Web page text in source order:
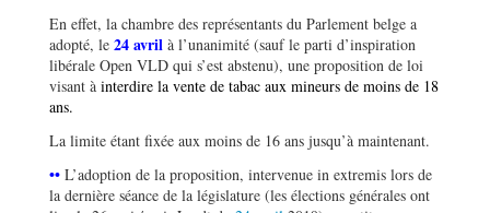
En effet, la chambre des représentants du Parlement belge a
adopté, le 24 avril à l’unanimité (sauf le parti d’inspiration
libérale Open VLD qui s’est abstenu), une proposition de loi
visant à interdire la vente de tabac aux mineurs de moins de 18
ans.
La limite étant fixée aux moins de 16 ans jusqu’à maintenant.
•• L’adoption de la proposition, intervenue in extremis lors de
la dernière séance de la législature (les élections générales ont